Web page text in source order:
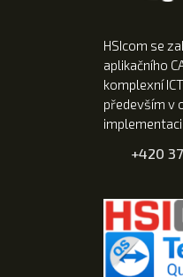
HSIcom se
aplikačního
komplexní
především v
+420